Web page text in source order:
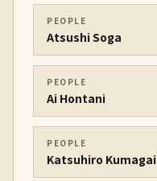
PEOPLE
Atsushi Soga
PEOPLE
Ai Hontani
PEOPLE
Katsuhiro Kumagai